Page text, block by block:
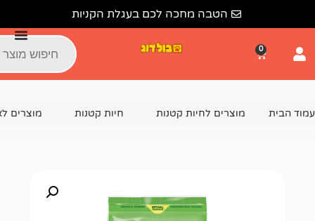
הטבה מחכה לכם בעגלת הקניות
לחיות קטנות חיות קטנות מוצרים לאוגר מזון